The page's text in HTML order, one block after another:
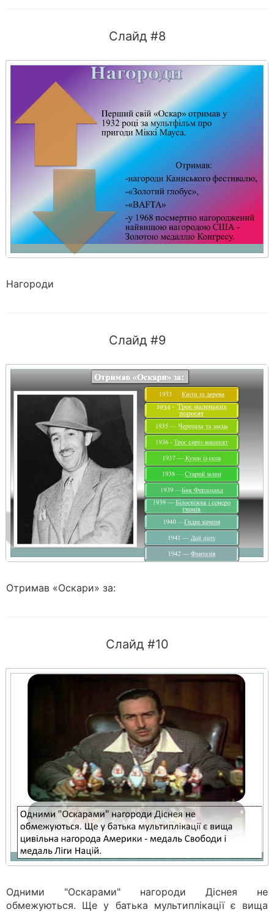
Слайд #8
Нагороди
Слайд #9
Отримав «Оскари» за:
Слайд #10
Одними "Оскарами" нагороди Діснея не
обмежуються. Ще у батька мультиплікації є вища